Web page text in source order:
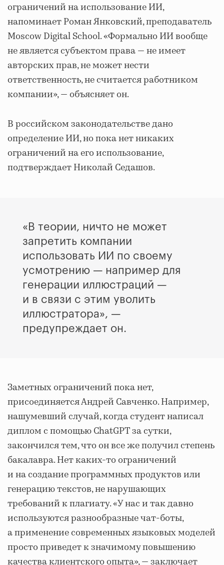
ограничений на использование ИИ,
напоминает Роман Янковский, преподаватель
Moscow Digital School. «Формально ИИ вообще
не является субъектом права — не имеет
авторских прав, не может нести
ответственность, не считается работником
компании», — объясняет он.
В российском законодательстве дано
определение ИИ, но пока нет никаких
ограничений на его использование,
подтверждает Николай Седашов.
«В теории, ничто не может
запретить компании
использовать ИИ по своему
усмотрению — например для
генерации иллюстраций —
и в связи с этим уволить
иллюстратора», —
предупреждает он.
Заметных ограничений пока нет,
присоединяется Андрей Савченко. Например,
нашумевший случай, когда студент написал
диплом с помощью ChatGPT за сутки,
закончился тем, что он все же получил степень
бакалавра. Нет каких-то ограничений
и на создание программных продуктов или
генерацию текстов, не нарушающих
требований к плагиату. «У нас и так давно
используются разнообразные чат-боты,
а применение современных языковых моделей
просто приведет к значимому повышению
качества клиентского опыта», — заключает